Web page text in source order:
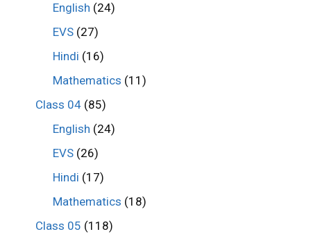
English (24)
EVS (27)
Hindi (16)
Mathematics (11)
Class 04(85)
English (24)
EVS (26)
Hindi (17)
Mathematics (18)
Class 05 (118)